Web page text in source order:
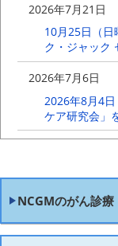
2026年7月21日
10月25日（日
ク・ジャック
2026年7月6日
2026年8月4
ケア研究会」
NCGMのがん診療